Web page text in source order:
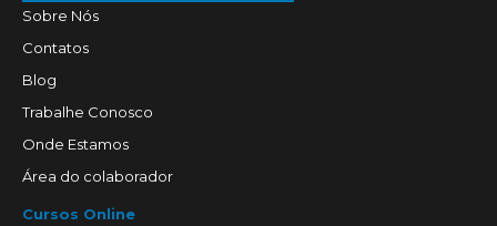
Sobre Nós
Contatos
Blog
Trabalhe Conosco
Onde Estamos
Área do colaborador
Cursos Online